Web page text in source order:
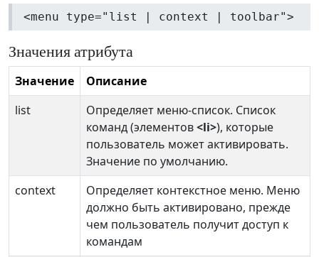
<menu type="list | context | toolbar">
Значения атрибута
Значение
Описание
list
Определяет меню-список. Список
команд (элементов<li>), которые
пользователь может активировать.
Значение по умолчанию.
context
Определяет контекстное меню. Меню
должно быть активировано, прежде
чем пользователь получит доступ к
командам